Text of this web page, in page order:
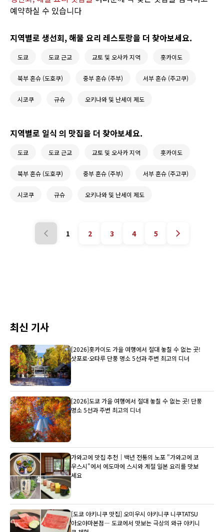
예약하실 수 있습니다
지역별로 생선회, 해물 요리 레스토랑을 더 찾아보세요.
도쿄 도쿄 근교 교토 및 오사카 지역 홋카이도
북부 혼슈 (도호쿠) 중부 혼슈 (주부) 서부 혼슈 (주고쿠)
시코쿠 규슈 오키나와 및 난세이 제도
지역별로 일식 의 맛집을 더 찾아보세요.
도쿄 도쿄 근교 교토 및 오사카 지역 홋카이도
북부 혼슈 (도호쿠) 중부 혼슈 (주부) 서부 혼슈 (주고쿠)
시코쿠 규슈 오키나와 및 난세이 제도
1 2 3 4 5
최신 기사
[2026]홋카이도 가을 여행에서 절대 놓칠 수 없는 곳!
삿포로·오타루 단풍 명소 5선과 주변 최고의 디너
[2026]도쿄 가을 여행에서 절대 놓칠 수 없는 곳! 단풍
명소 5선과 주변 최고의 디너
가와고에 맛집 추천｜백년 전통의 노포 "가와고에 코
우스시"에서 에도마에 스시와 계절 일본 요리를 맛보
세요
[도쿄 야키니쿠 맛집] 오미우시 야키니쿠 니쿠TATSU
아오야마본점― 도쿄에서 맛보는 극상의 와규 야키니